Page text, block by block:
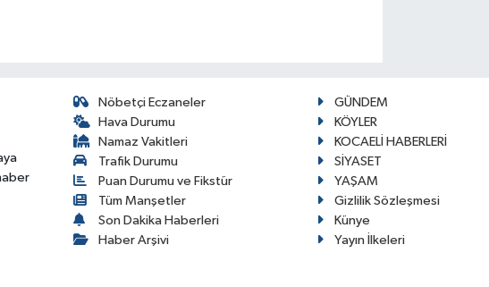
Nöbetçi Eczaneler
Hava Durumu
Namaz Vakitleri
Trafik Durumu
Puan Durumu ve Fikstür
Tüm Manşetler
Son Dakika Haberleri
Haber Arşivi
GÜNDEM
KÖYLER
KOCAELİ HABERLERİ
SİYASET
YAŞAM
Gizlilik Sözleşmesi
Künye
Yayın İlkeleri